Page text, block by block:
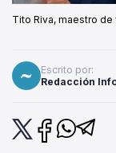
Tito Riva, maestro
Escrito por:
Redacción